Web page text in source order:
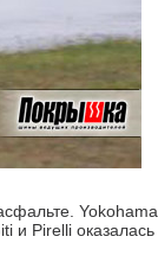
Yokohama,
и Pirelli оказалась